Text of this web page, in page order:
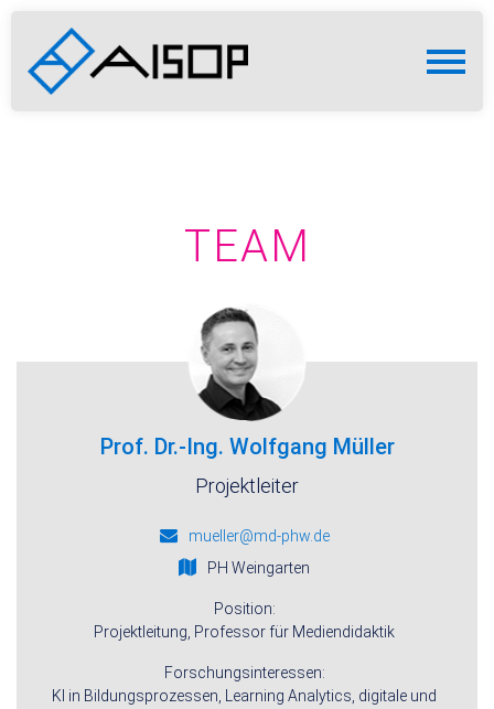
TEAM
Prof. Dr.-Ing. Wolfgang Müller
Projektleiter
mueller@md-phw.de
PH Weingarten
Position:
Projektleitung, Professor für Mediendidaktik
Forschungsinteressen:
KI in Bildungsprozessen, Learning Analytics, digitale und